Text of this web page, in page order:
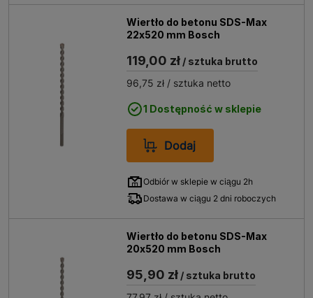
Wiertło do betonu SDS-Max
22x520 mm Bosch
119,00 zł / sztuka brutto
96,75 zł / sztuka netto
1 Dostępność w sklepie
Dodaj
Odbiór w sklepie w ciągu 2h
Dostawa w ciągu 2 dni roboczych
Wiertło do betonu SDS-Max
20x520 mm Bosch
95,90 zł / sztuka brutto